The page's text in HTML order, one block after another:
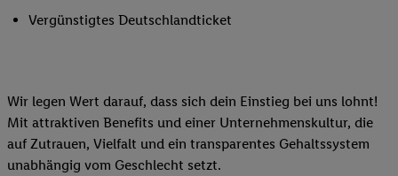
Vergünstigtes Deutschlandticket
Wir legen Wert darauf, dass sich dein Einstieg bei uns lohnt!
Mit attraktiven Benefits und einer Unternehmenskultur, die
auf Zutrauen, Vielfalt und ein transparentes Gehaltssystem
unabhängig vom Geschlecht setzt.